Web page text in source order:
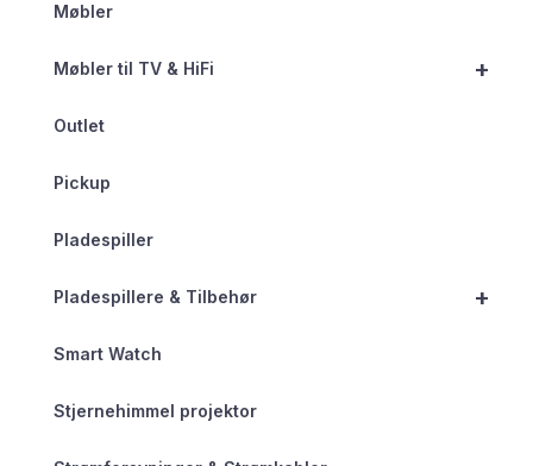
Møbler
+
Møbler til TV & HiFi
Outlet
Pickup
Pladespiller
+
Pladespillere & Tilbehør
Smart Watch
Stjernehimmel projektor